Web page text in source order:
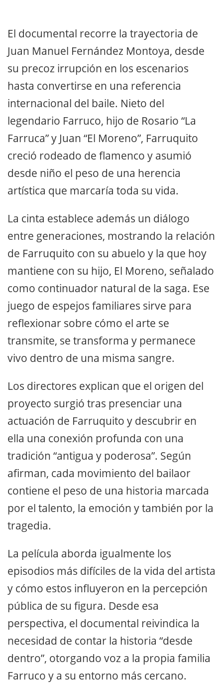
El documental recorre la trayectoria de
Juan Manuel Fernández Montoya, desde
su precoz irrupción en los escenarios
hasta convertirse en una referencia
internacional del baile. Nieto del
legendario Farruco, hijo de Rosario “La
Farruca” y Juan “El Moreno”, Farruquito
creció rodeado de flamenco y asumió
desde niño el peso de una herencia
artística que marcaría toda su vida.
La cinta establece además un diálogo
entre generaciones, mostrando la relación
de Farruquito con su abuelo y la que hoy
mantiene con su hijo, El Moreno, señalado
como continuador natural de la saga. Ese
juego de espejos familiares sirve para
reflexionar sobre cómo el arte se
transmite, se transforma y permanece
vivo dentro de una misma sangre.
Los directores explican que el origen del
proyecto surgió tras presenciar una
actuación de Farruquito y descubrir en
ella una conexión profunda con una
tradición “antigua y poderosa”. Según
afirman, cada movimiento del bailaor
contiene el peso de una historia marcada
por el talento, la emoción y también por la
tragedia.
La película aborda igualmente los
episodios más difíciles de la vida del artista
y cómo estos influyeron en la percepción
pública de su figura. Desde esa
perspectiva, el documental reivindica la
necesidad de contar la historia “desde
dentro”, otorgando voz a la propia familia
Farruco y a su entorno más cercano.